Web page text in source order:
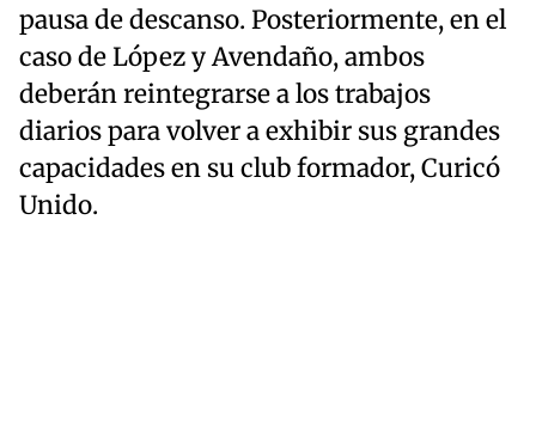
pausa de descanso. Posteriormente, en el
caso de López y Avendaño, ambos
deberán reintegrarse a los trabajos
diarios para volver a exhibir sus grandes
capacidades en su club formador, Curicó
Unido.